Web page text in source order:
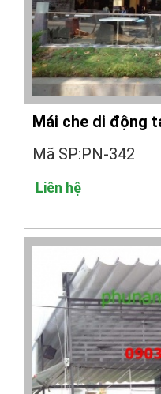
Mái che di động
Mã SP:PN-342
Liên hệ